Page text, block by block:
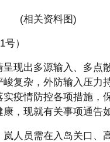
(相关资料图)
号）
呈现出多源输入、多点
复杂，外防输入压力
疫情防控各项措施，
，现就有关事项通告
岚人员需在入岛关口、